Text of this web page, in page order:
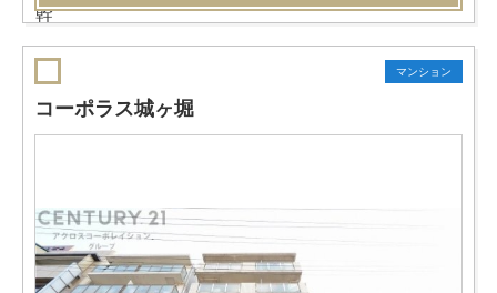
マンション
コーポラス城ヶ堀